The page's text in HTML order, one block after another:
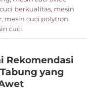
berkualitas, mesin
, mesin cuci polytron,
cuci
Rekomendasi
yang